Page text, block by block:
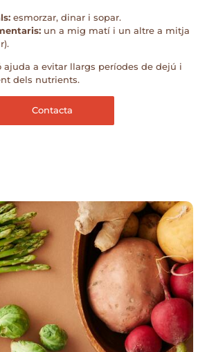
esmorzar, dinar i sopar.
un a mig matí i un altre a mitja
a evitar llargs períodes de dejú i
dels nutrients.
Contacta